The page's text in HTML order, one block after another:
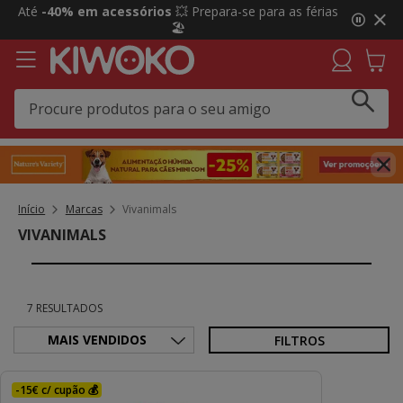
2
3,
mensagem,
Até -40% em acessórios 💥 Prepara-se para as férias
🏖️
Início Marcas Vivanimals
VIVANIMALS
7 RESULTADOS
FILTROS
-15€ c/ cupão 💰